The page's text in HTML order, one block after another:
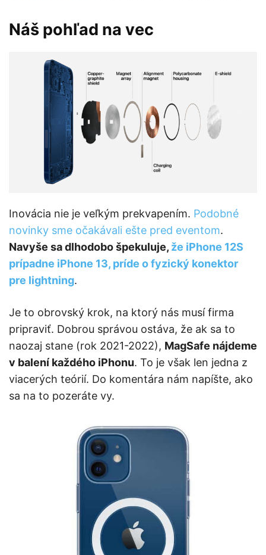
Náš pohľad na vec
Inovácia nie je veľkým prekvapením. Podobné
novinky sme očakávali ešte pred eventom.
Navyše sa dlhodobo špekuluje, že iPhone 12S
prípadne iPhone 13, príde o fyzický konektor
pre lightning.
Je to obrovský krok, na ktorý nás musí firma
pripraviť. Dobrou správou ostáva, že ak sa to
naozaj stane (rok 2021-2022), MagSafe nájdeme
v balení každého iPhonu. To je však len jedna z
viacerých teórií. Do komentára nám napíšte, ako
sa na to pozeráte vy.